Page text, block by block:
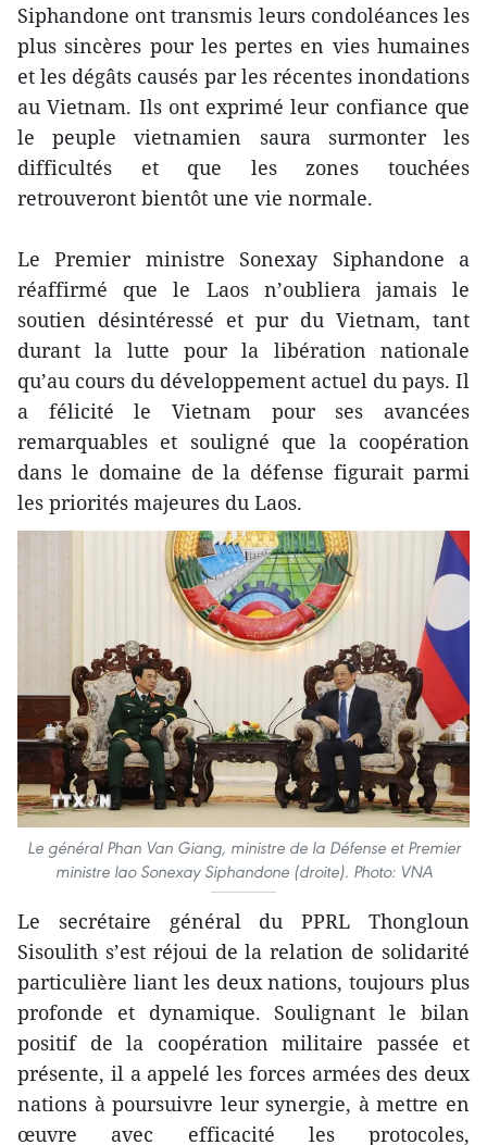
Siphandone ont transmis leurs condoléances les
plus sincères pour les pertes en vies humaines
et les dégâts causés par les récentes inondations
au Vietnam. Ils ont exprimé leur confiance que
le peuple vietnamien saura surmonter les
difficultés et que les zones touchées
retrouveront bientôt une vie normale.
Le Premier ministre Sonexay Siphandone a
réaffirmé que le Laos n’oubliera jamais le
soutien désintéressé et pur du Vietnam, tant
durant la lutte pour la libération nationale
qu’au cours du développement actuel du pays. Il
a félicité le Vietnam pour ses avancées
remarquables et souligné que la coopération
dans le domaine de la défense figurait parmi
les priorités majeures du Laos.
Le général Phan Van Giang, ministre de la Défense et Premier
ministre lao Sonexay Siphandone (droite). Photo: VNA
Le secrétaire général du PPRL Thongloun
Sisoulith s’est réjoui de la relation de solidarité
particulière liant les deux nations, toujours plus
profonde et dynamique. Soulignant le bilan
positif de la coopération militaire passée et
présente, il a appelé les forces armées des deux
nations à poursuivre leur synergie, à mettre en
œuvre avec efficacité les protocoles,